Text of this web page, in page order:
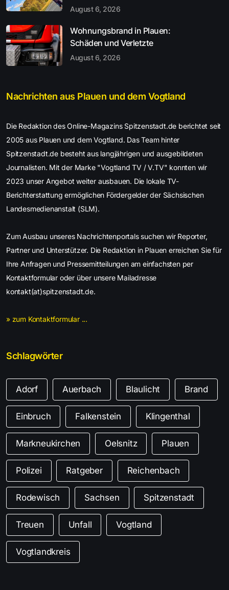
August 6, 2026
Wohnungsbrand in Plauen:
Schäden und Verletzte
August 6, 2026
Nachrichten aus Plauen und dem Vogtland
Die Redaktion des Online-Magazins Spitzenstadt.de berichtet seit
2005 aus Plauen und dem Vogtland. Das Team hinter
Spitzenstadt.de besteht aus langjährigen und ausgebildeten
Journalisten. Mit der Marke "Vogtland TV / V.TV" konnten wir
2023 unser Angebot weiter ausbauen. Die lokale TV-
Berichterstattung ermöglichen Fördergelder der Sächsischen
Landesmedienanstalt (SLM).
Zum Ausbau unseres Nachrichtenportals suchen wir Reporter,
Partner und Unterstützer. Die Redaktion in Plauen erreichen Sie für
Ihre Anfragen und Pressemitteilungen am einfachsten per
Kontaktformular oder über unsere Mailadresse
kontakt(at)spitzenstadt.de.
» zum Kontaktformular ...
Schlagwörter
Adorf Auerbach Blaulicht Brand
Einbruch Falkenstein Klingenthal
Markneukirchen Oelsnitz Plauen
Polizei Ratgeber Reichenbach
Rodewisch Sachsen Spitzenstadt
Treuen Unfall Vogtland
Vogtlandkreis